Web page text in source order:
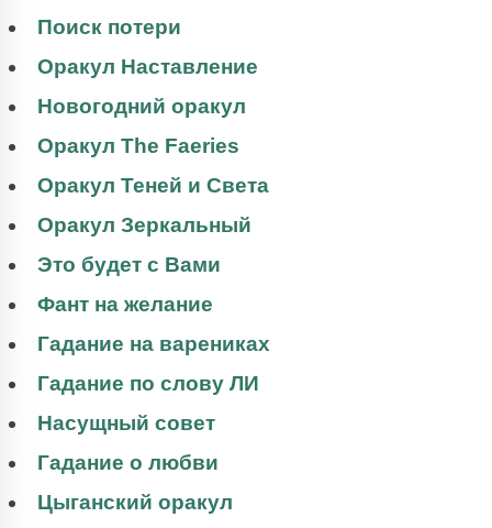
Поиск потери
Оракул Наставление
Новогодний оракул
Оракул The Faeries
Оракул Теней и Света
Оракул Зеркальный
Это будет с Вами
Фант на желание
Гадание на варениках
Гадание по слову ЛИ
Насущный совет
Гадание о любви
Цыганский оракул